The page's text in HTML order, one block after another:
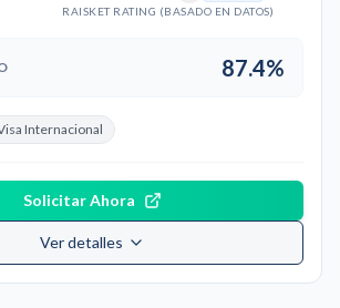
RAISKET RATING (BASADO EN DATOS)
87.4%
Internacional
Solicitar Ahora
Ver detalles